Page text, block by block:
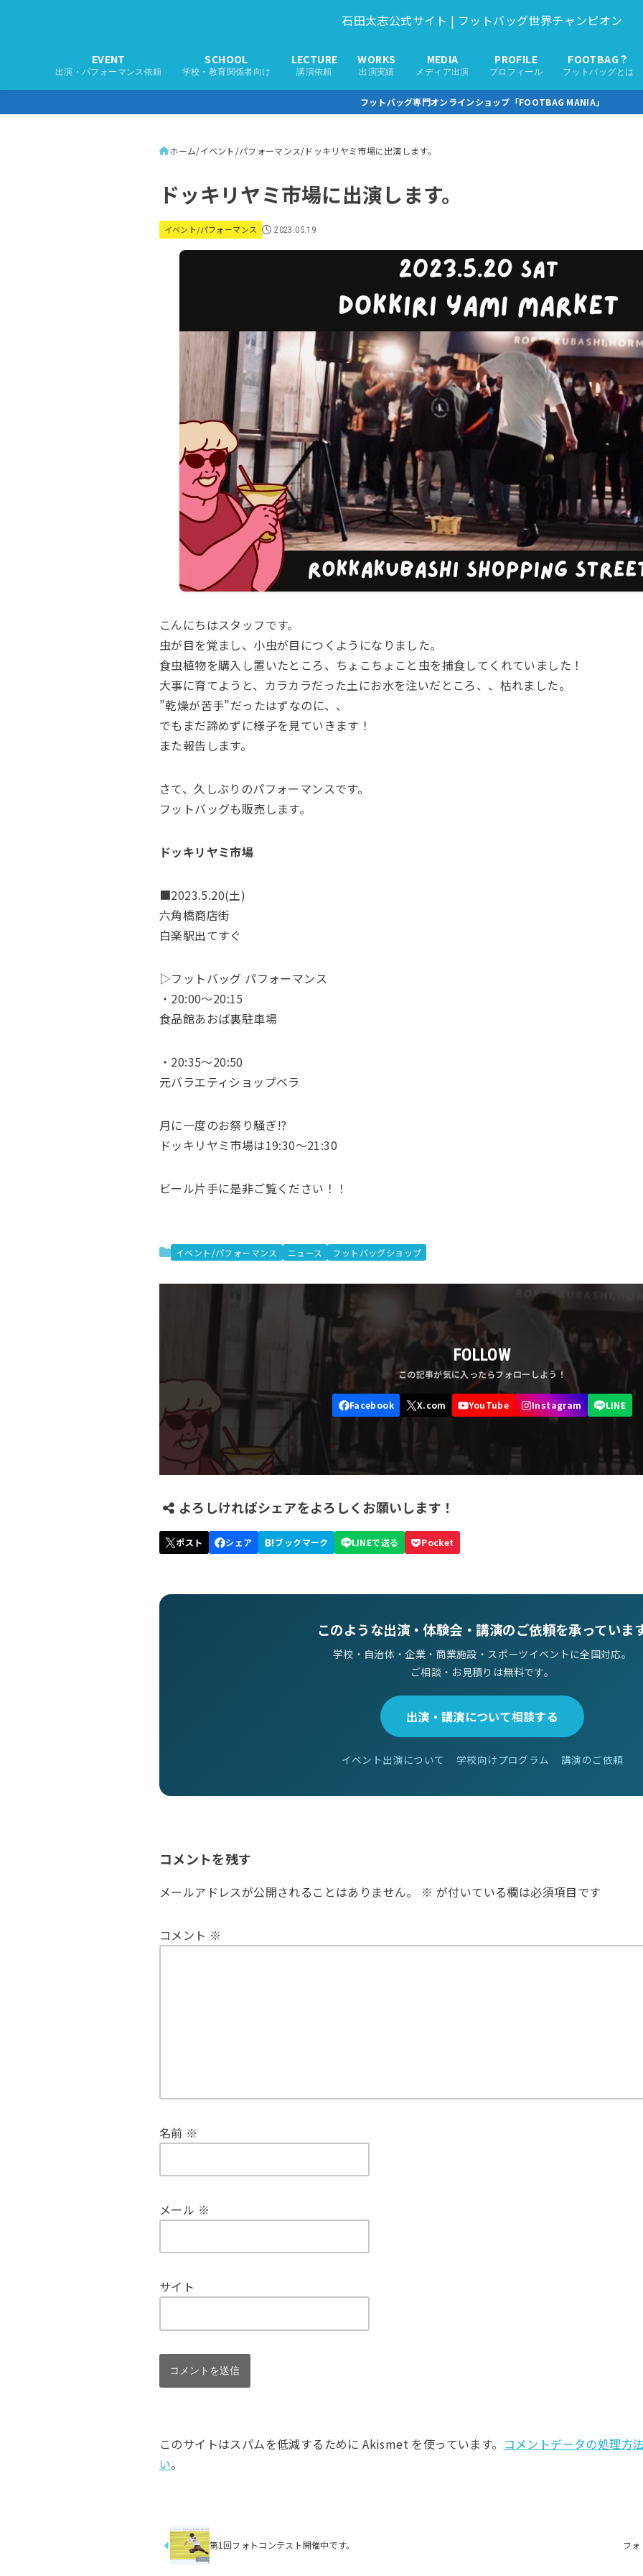
石田太志公式サイト | フットバッグ世界チャンピオン
EVENT
出演・パフォーマンス依頼
SCHOOL
学校・教育関係者向け
LECTURE
講演依頼
WORKS
出演実績
MEDIA
メディア出演
PROFILE
プロフィール
FOOTBAG？
フットバッグとは
フットバッグ専門オンラインショップ「FOOTBAG MANIA」
ホーム イベント/パフォーマンス ドッキリヤミ市場に出演します。
ドッキリヤミ市場に出演します。
イベント/パフォーマンス 2023.05.19
こんにちはスタッフです。
虫が目を覚まし、小虫が目につくようになりました。
食虫植物を購入し置いたところ、ちょこちょこと虫を捕食してくれていました！
大事に育てようと、カラカラだった土にお水を注いだところ、、枯れました。
”乾燥が苦手”だったはずなのに、、
でもまだ諦めずに様子を見ていきます！
また報告します。
さて、久しぶりのパフォーマンスです。
フットバッグも販売します。
ドッキリヤミ市場
■2023.5.20(土)
六角橋商店街
白楽駅出てすぐ
▷フットバッグ パフォーマンス
・20:00〜20:15
食品館あおば裏駐車場
・20:35〜20:50
元バラエティショップベラ
月に一度のお祭り騒ぎ!?
ドッキリヤミ市場は19:30～21:30
ビール片手に是非ご覧ください！！
イベント/パフォーマンス ニュース フットバッグショップ
FOLLOW
よろしければシェアをよろしくお願いします！
このような出演・体験会・講演のご依頼を承っていま
学校・自治体・企業・商業施設・スポーツイベントに全国対応。
ご相談・お見積りは無料です。
出演・講演について相談する
イベント出演について 学校向けプログラム 講演のご依頼
コメントを残す
メールアドレスが公開されることはありません。 ※ が付いている欄は必須項目です
コメント ※
名前 ※
メール ※
サイト
このサイトはスパムを低減するために Akismet を使っています。 コメントデータの処理方
い。
第1回フォトコンテスト開催中です。 フ